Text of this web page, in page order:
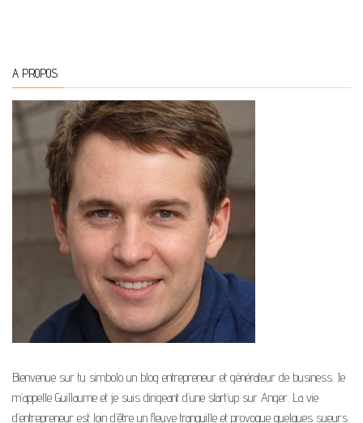
A PROPOS
Bienvenue sur tu simbolo un blog entrepreneur et générateur de business. Je
m’appelle Guillaume et je suis dirigeant d’une start’up sur Anger. La vie
d’entrepreneur est loin d’être un fleuve tranquille et provoque quelques sueurs